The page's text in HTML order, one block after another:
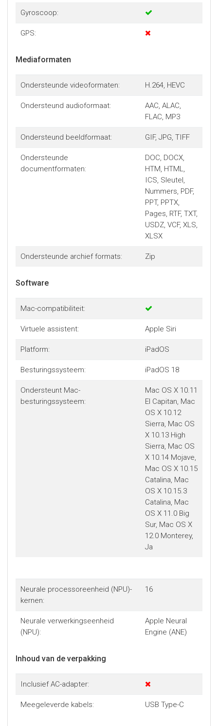
Gyroscoop:
GPS:
Mediaformaten
Ondersteunde videoformaten: H.264, HEVC
Ondersteund audioformaat:
AAC, ALAC,
FLAC, MP3
Ondersteund beeldformaat: GIF, JPG, TIFF
Ondersteunde
documentformaten:
DOC, DOCX,
HTM, HTML,
ICS, Sleutel,
Nummers, PDF,
PPT, PPTX,
Pages, RTF, TXT,
USDZ, VCF, XLS,
XLSX
Ondersteunde archief formats: Zip
Software
Mac-compatibiliteit:
Virtuele assistent: Apple Siri
Platform: iPadOS
Besturingssysteem: iPadOS 18
Ondersteunt Mac-
besturingssysteem:
Mac OS X 10.11
El Capitan, Mac
OS X 10.12
Sierra, Mac OS
X 10.13 High
Sierra, Mac OS
X 10.14 Mojave,
Mac OS X 10.15
Catalina, Mac
OS X 10.15.3
Catalina, Mac
OS X 11.0 Big
Sur, Mac OS X
12.0 Monterey,
Ja
Neurale processor­eenheid (NPU)-
kernen:
16
Neurale verwerkingseenheid
(NPU):
Apple Neural
Engine (ANE)
Inhoud van de verpakking
Inclusief AC-adapter:
Meegeleverde kabels: USB Type-C